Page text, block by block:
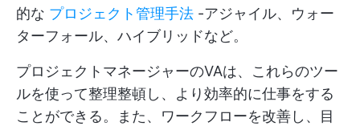
的な プロジェクト管理手法 -アジャイル、ウォー
ターフォール、ハイブリッドなど。
プロジェクトマネージャーのVAは、これらのツー
ルを使って整理整頓し、より効率的に仕事をする
ことができる。また、ワークフローを改善し、目